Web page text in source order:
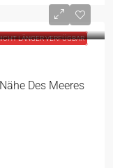
LÄNGER VERFÜGBAR
Des Meeres